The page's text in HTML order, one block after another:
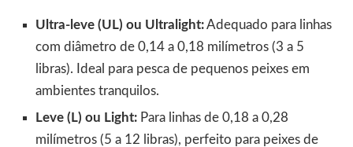
Ultra-leve (UL) ou Ultralight:Adequado para linhas
com diâmetro de 0,14 a 0,18 milímetros (3 a 5
libras). Ideal para pesca de pequenos peixes em
ambientes tranquilos.
Leve (L) ou Light: Para linhas de 0,18 a 0,28
milímetros (5 a 12 libras), perfeito para peixes de